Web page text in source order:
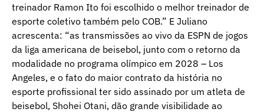
treinador Ramon Ito foi escolhido o melhor treinador de
esporte coletivo também pelo COB.” E Juliano
acrescenta: “as transmissões ao vivo da ESPN de jogos
da liga americana de beisebol, junto com o retorno da
modalidade no programa olímpico em 2028 – Los
Angeles, e o fato do maior contrato da história no
esporte profissional ter sido assinado por um atleta de
beisebol, Shohei Otani, dão grande visibilidade ao